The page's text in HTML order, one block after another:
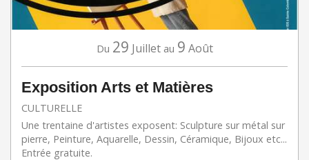
Du 29 Juillet au 9 Août
Exposition Arts et Matières
CULTURELLE
Une trentaine d'artistes exposent: Sculpture sur métal sur
pierre, Peinture, Aquarelle, Dessin, Céramique, Bijoux etc...
Entrée gratuite.